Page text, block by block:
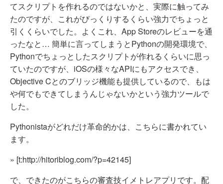
てスクリプトを作れるのではないかと、実際に触ってみ
たのですが、これがびっくりするくらい強力でちょっと
引くくらいでした。よくこれ、App Storeのレビューを通
ったなと… 簡単に言ってしまうとPythonの開発環境で、
Pythonでちょっとしたスクリプトが作れるくらいに思っ
ていたのですが、iOSの様々なAPIにもアクセスでき、
Objective Cとのブリッジ機能も提供しているので、もは
や何でもできてしまうんじゃないかという強力ツールで
した。
Pythonistaがどれだけ革命的かは、こちらに書かれてい
ます。
» [t:http://hitoriblog.com/?p=42145]
で、できたのがこちらの審査技イメトレアプリです。配